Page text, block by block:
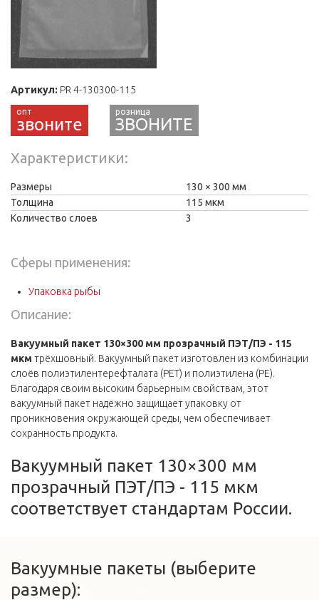
Артикул: PR 4-130300-115
звоните ЗВОНИТЕ
Характеристики
Размеры 130
300 мм
Толщина
115 мкм
Количество слоев
3
Сферы применения:
Упаковка рыбы
Описание:
Вакуумный пакет 130×300 мм прозрачный ПЭТ/ПЭ - 115
мкм трёхшовный. Вакуумный пакет изготовлен из комбинации
слоёв полиэтилентерефталата (PET) и полиэтилена (PE).
Благодаря своим высоким барьерным свойствам, этот
вакуумный пакет надёжно защищает упаковку от
проникновения окружающей среды, чем обеспечивает
сохранность продукта.
Вакуумный пакет 130×300 мм
прозрачный ПЭТ/ПЭ - 115 мкм
соответствует стандартам России.
Вакуумные пакеты (выберите
размер):